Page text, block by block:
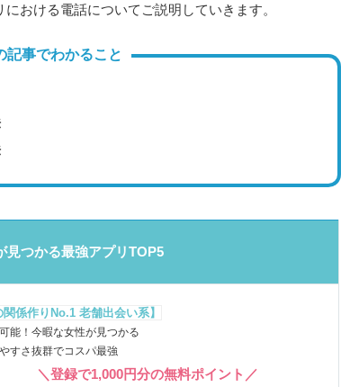
おける電話についてご説明していきます。
記事でわかること
見つかる最強アプリTOP5
関係作りNo.1 老舗出会い系】
能！今暇な女性が見つかる
すさ抜群でコスパ最強
＼登録で1,000円分の無料ポイント／